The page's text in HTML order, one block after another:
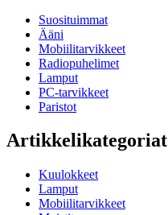
Suosituimmat
Ääni
Mobiilitarvikkeet
Radiopuhelimet
Lamput
PC-tarvikkeet
Paristot
Artikkelikategoriat
Kuulokkeet
Lamput
Mobiilitarvikkeet